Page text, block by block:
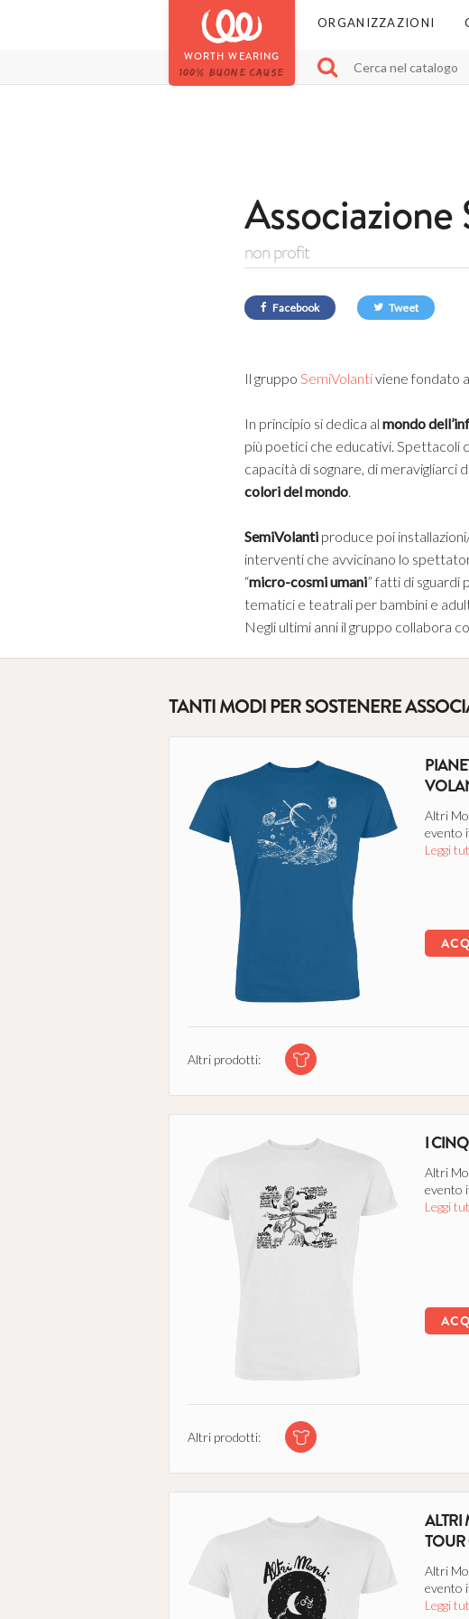
WORTH WEARING
100% BUONE CAUSE
ORGANIZZAZIONI
non profit
Facebook Tweet
Il gruppoSemiVolantiviene fondato
In principio si dedica almondo
più poetici che educativi. Spettacoli
capacità di sognare, di meravigliarci
colori del mondo.
SemiVolanti produce poi
interventi che avvicinano lo
“micro-cosmi umani” fatti di sguardi
tematici e teatrali per bambini e
Negli ultimi anni il gruppo collabora
TANTI MODI PER SOSTENERE
Altri
evento
Leggi
Altri prodotti:
I
Altri
evento
Leggi
Altri prodotti:
ALTRI
Altri
evento
Leggi